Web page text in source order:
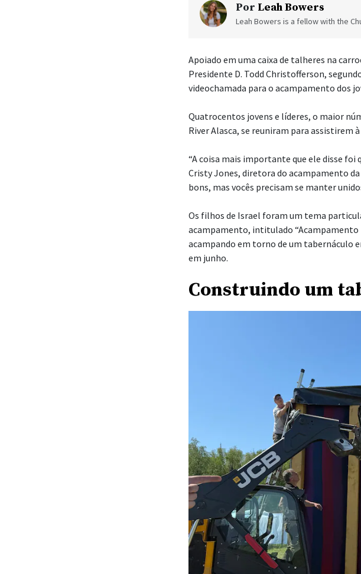
Por Leah Bowers
Leah Bowers is a fellow with the
Apoiado em uma caixa de talheres na
Presidente D. Todd Christofferson,
videochamada para o acampamento dos
Quatrocentos jovens e líderes, o maior
River Alasca, se reuniram para assistirem
“A coisa mais importante que ele disse foi
Cristy Jones, diretora do acampamento
bons, mas vocês precisam se manter
Os filhos de Israel foram um tema
acampamento, intitulado “Acampamento
acampando em torno de um tabernáculo
em junho.
Construindo um